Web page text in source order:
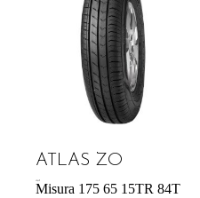
ATLAS ZO
Misura 175 65 15TR 84T